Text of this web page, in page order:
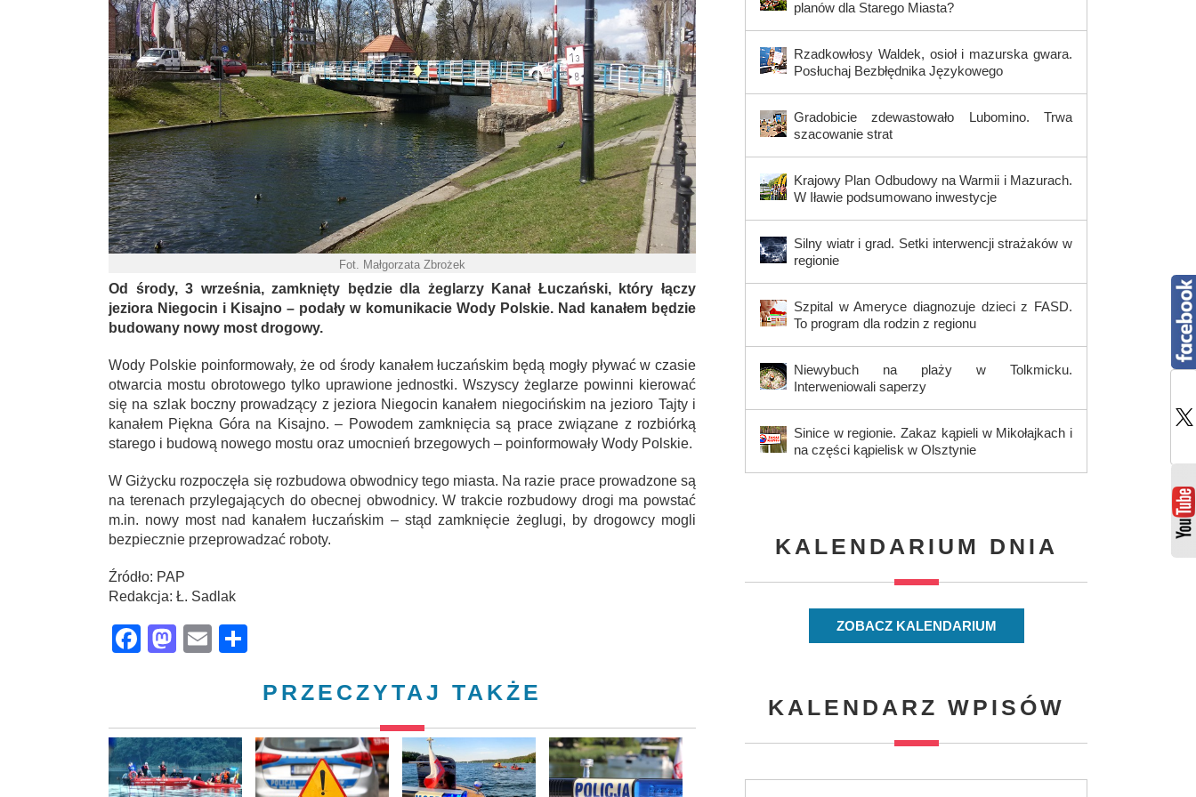
Fot. Małgorzata Zbrożek
Od środy, 3 września, zamknięty będzie dla żeglarzy Kanał Łuczański, który łączy
jeziora Niegocin i Kisajno – podały w komunikacie Wody Polskie. Nad kanałem będzie
budowany nowy most drogowy.
Wody Polskie poinformowały, że od środy kanałem łuczańskim będą mogły pływać w czasie
otwarcia mostu obrotowego tylko uprawione jednostki. Wszyscy żeglarze powinni kierować
się na szlak boczny prowadzący z jeziora Niegocin kanałem niegocińskim na jezioro Tajty i
kanałem Piękna Góra na Kisajno. – Powodem zamknięcia są prace związane z rozbiórką
starego i budową nowego mostu oraz umocnień brzegowych – poinformowały Wody Polskie.
W Giżycku rozpoczęła się rozbudowa obwodnicy tego miasta. Na razie prace prowadzone są
na terenach przylegających do obecnej obwodnicy. W trakcie rozbudowy drogi ma powstać
m.in. nowy most nad kanałem łuczańskim – stąd zamknięcie żeglugi, by drogowcy mogli
bezpiecznie przeprowadzać roboty.
Źródło: PAP
Redakcja: Ł. Sadlak
Facebook
Mastodon
Email
PRZECZYTAJ TAKŻE
planów dla Starego Miasta?
Rzadkowłosy Waldek, osioł i mazurska gwara.
Posłuchaj Bezbłędnika Językowego
Gradobicie zdewastowało Lubomino. Trwa
szacowanie strat
Krajowy Plan Odbudowy na Warmii i Mazurach.
W Iławie podsumowano inwestycje
Silny wiatr i grad. Setki interwencji strażaków w
regionie
Szpital w Ameryce diagnozuje dzieci z FASD.
To program dla rodzin z regionu
Niewybuch na plaży w Tolkmicku.
Interweniowali saperzy
Sinice w regionie. Zakaz kąpieli w Mikołajkach i
na części kąpielisk w Olsztynie
KALENDARIUM DNIA
ZOBACZ KALENDARIUM
KALENDARZ WPISÓW